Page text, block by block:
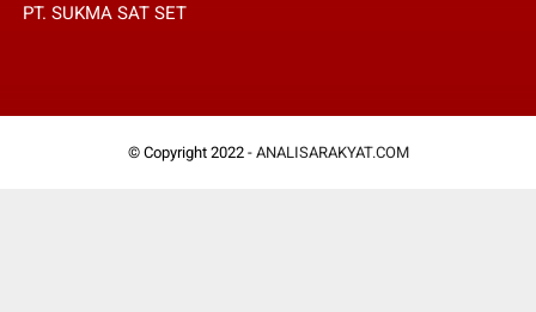
PT. SUKMA SAT SET
© Copyright 2022 - ANALISARAKYAT.COM